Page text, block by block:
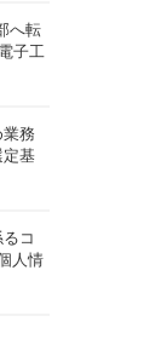
へ転
子工
務
基
コ
人情